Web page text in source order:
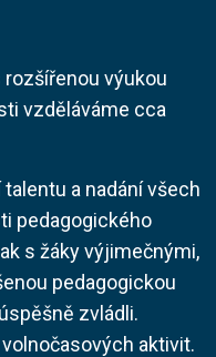
výukou
vzděláváme cca
a nadání všech
pedagogického
s žáky výjimečnými,
pedagogickou
zvládli.
aktivit.